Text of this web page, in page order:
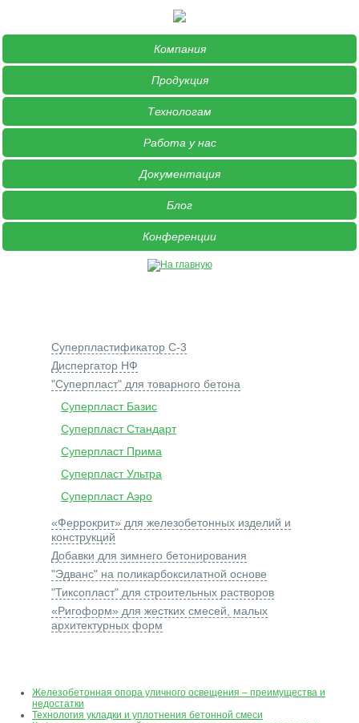
Компания
Продукция
Технологам
Работа у нас
Документация
Блог
Конференции
Суперпластификатор С-3
Диспергатор НФ
"Суперпласт" для товарного бетона
Суперпласт Базис
Суперпласт Стандарт
Суперпласт Прима
Суперпласт Ультра
Суперпласт Аэро
«Феррокрит» для железобетонных изделий и
конструкций
Добавки для зимнего бетонирования
"Эдванс" на поликарбоксилатной основе
"Тиксопласт" для строительных растворов
«Ригоформ» для жестких смесей, малых
архитектурных форм
Железобетонная опора уличного освещения – преимущества и
недостатки
Технология укладки и уплотнения бетонной смеси